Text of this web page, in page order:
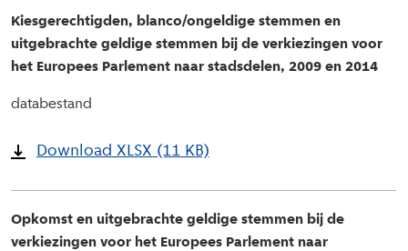
Kiesgerechtigden, blanco/ongeldige stemmen en
uitgebrachte geldige stemmen bij de verkiezingen voor
het Europees Parlement naar stadsdelen, 2009 en 2014
databestand
Download XLSX (11 KB)
Opkomst en uitgebrachte geldige stemmen bij de
verkiezingen voor het Europees Parlement naar